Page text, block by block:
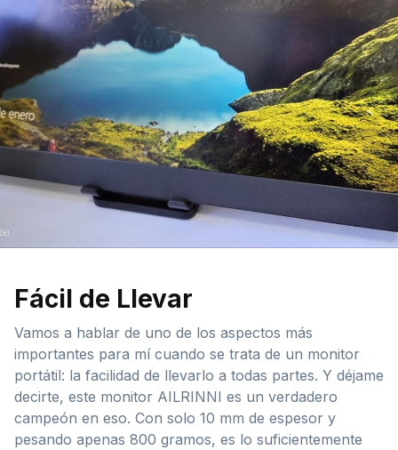
Fácil de Llevar
Vamos a hablar de uno de los aspectos más
importantes para mí cuando se trata de un monitor
portátil: la facilidad de llevarlo a todas partes. Y déjame
decirte, este monitor AILRINNI es un verdadero
campeón en eso. Con solo 10 mm de espesor y
pesando apenas 800 gramos, es lo suficientemente